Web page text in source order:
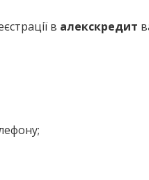
в алекскредит